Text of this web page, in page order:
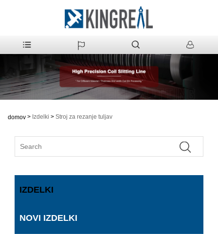
domov > Izdelki > Stroj za rezanje tuljav
IZDELKI
NOVI IZDELKI